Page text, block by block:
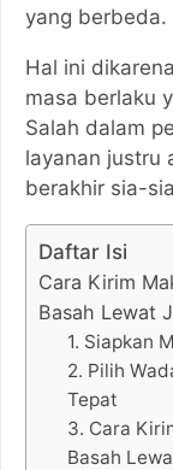
yang berbeda.
Hal ini
masa berlaku
Salah dalam
layanan justru
berakhir sia-
Daftar Isi
Cara Kirim
Basah Lewat
1. Siapkan
2. Pilih
Tepat
3. Cara
Basah